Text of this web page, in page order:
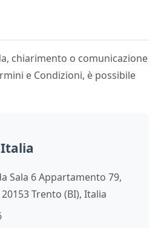
chiarimento o comunicazione
e Condizioni, è possibile
Sala 6 Appartamento 79,
Trento (BI), Italia